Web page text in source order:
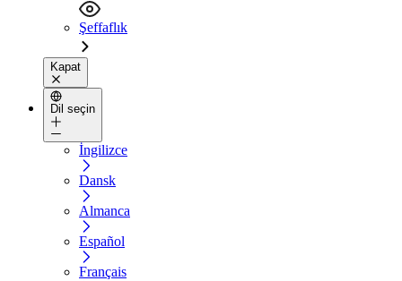
Şeffaflık
Kapat
Dil seçin
İngilizce
Dansk
Almanca
Español
Français